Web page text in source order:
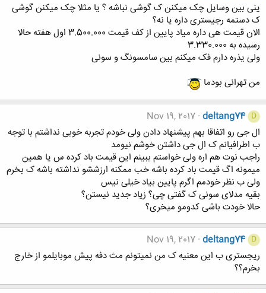
ینی بین وسایل چک میکنن ک گوشی نباشه ؟ یا مثلا چک میکنن گوشی
ک دستمه رجیستری داره یا نه؟
الان قیمت هی داره میاد پایین از کف قیمت 3.500.000 اول هفته حالا
رسیده به 3.330.000
ولی یذره دارم فک میکنم بین سامسونگ و سونی
من تهرانی بودما
D
deltang74
Nov 19, 2017
ال جی رو اتفاقا بهم پیشنهاد دادن ولی خودم تجربه خوبی نداشتم با توجه
ب اطرافیانم ک ال جی داشتن خوشم نیومد
راجب نوت هم اره ولی خواستم ببینم این قیمت باد کرده س یا همین
میمونه اگ قیمت باد کرده باشه خب ممکنه ارزششو نداشته باشه ک بخرم
ولی ب نظر خودمم اگرم پایین بیاد خیلی نیس
بقیه مدلای سونی ک گفتی چی؟ زیاد جدید نیستن؟
حالا خودت باشی کدومو میخری؟
D
deltang74
Nov 19, 2017
ریجستری ب این معنیه ک من نمیتونم مث دفه پیش موبایلمو از خارج
بخرم؟؟